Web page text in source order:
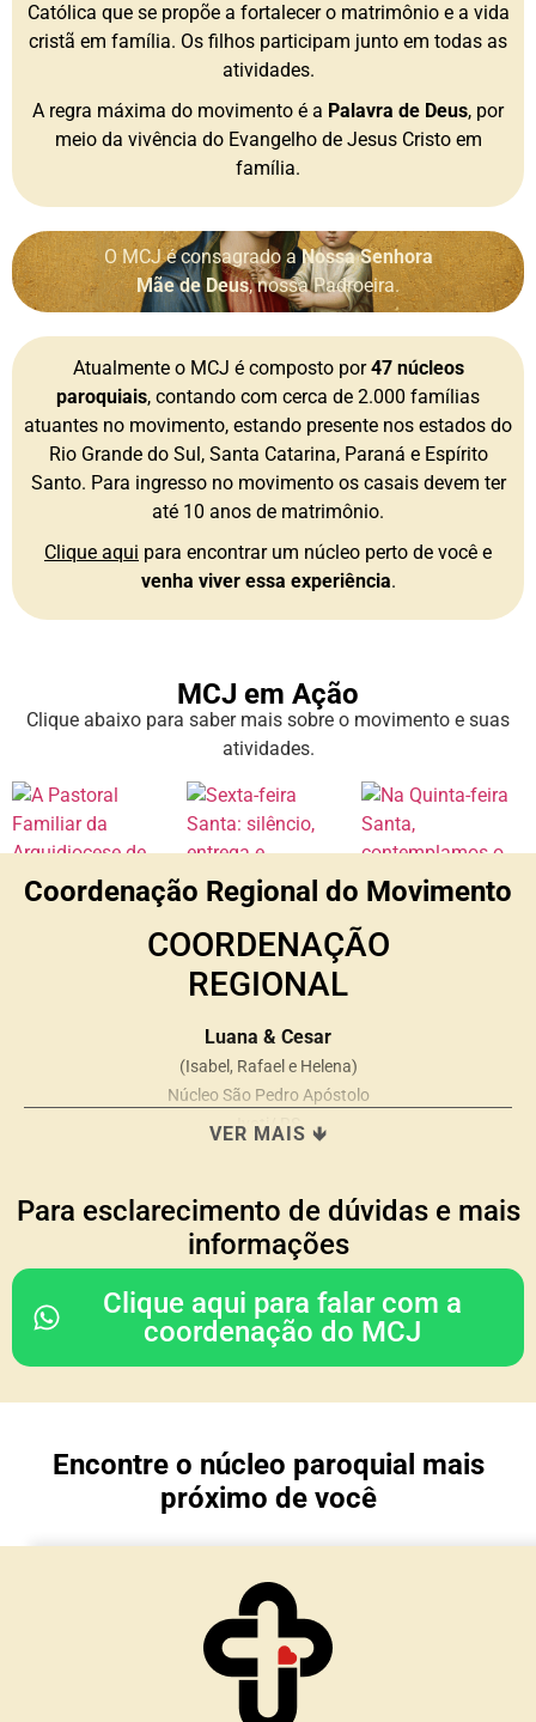
Católica que se propõe a fortalecer o matrimônio e a vida
cristã em família. Os filhos participam junto em todas as
atividades.
A regra máxima do movimento é a Palavra de Deus, por
meio da vivência do Evangelho de Jesus Cristo em
família.
O MCJ é consagrado aNossa Senhora
Mãe de Deus, nossa Padroeira.
Atualmente o MCJ é composto por47 núcleos
paroquiais, contando com cerca de 2.000 famílias
atuantes no movimento, estando presente nos estados do
Rio Grande do Sul, Santa Catarina, Paraná e Espírito
Santo. Para ingresso no movimento os casais devem ter
até 10 anos de matrimônio.
Clique aqui para encontrar um núcleo perto de você e
venha viver essa experiência.
MCJ em Ação
Clique abaixo para saber mais sobre o movimento e suas
atividades.
Coordenação Regional do Movimento
COORDENAÇÃO
REGIONAL
Luana & Cesar
(Isabel, Rafael e Helena)
Núcleo São Pedro Apóstolo
Ivoti/ RS
COORDENAÇÃO DO
CONSELHO REGIONAL
Rodrigo & Simone
(Julia, João Paulo e Mariana)
Nossa Senhora da Glória
TESOURARIA
Núcleo Imaculada Conceição
Morro Reuter/RS
VER MAIS 🡻
Para esclarecimento de dúvidas e mais
informações
Clique aqui para falar com a
coordenação do MCJ
Encontre o núcleo paroquial mais
próximo de você